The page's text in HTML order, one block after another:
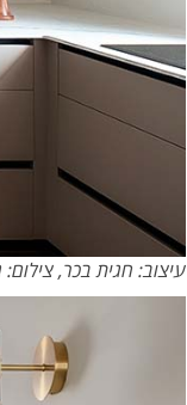
עיצוב: חגית בכר, צילום: